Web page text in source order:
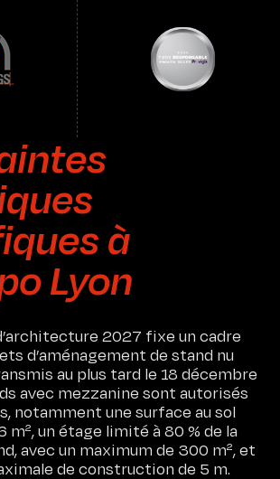
à
Lyon
2027 fixe un cadre
d’aménagement de stand nu
au plus tard le 18 décembre
avec mezzanine sont autorisés
notamment une surface au sol
m², un étage limité à 80 % de la
avec un maximum de 300 m², et
de construction de 5 m.